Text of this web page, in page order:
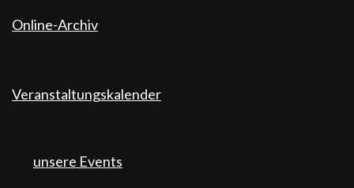
Online-Archiv
Veranstaltungskalender
unsere Events